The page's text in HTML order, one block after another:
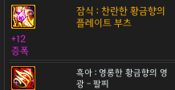
잠식 : 찬란한 황금향의
플레이트 부츠
+12
증폭
흑아 : 영롱한 황금향의 영
광 - 팔찌